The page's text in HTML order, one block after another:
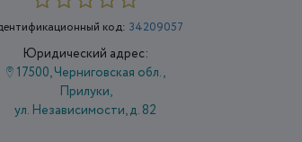
код: 34209057
Юридический адрес:
17500, Черниговская обл.,
Прилуки,
ул. Независимости, д. 82